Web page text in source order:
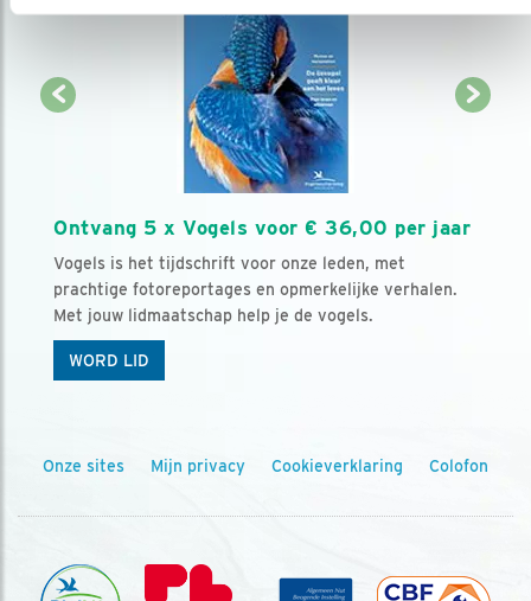
Ontvang 5 x Vogels voor € 36,00 per jaar
Vogels is het tijdschrift voor onze leden, met
prachtige fotoreportages en opmerkelijke verhalen.
Met jouw lidmaatschap help je de vogels.
WORD LID
Onze sites Mijn privacy Cookieverklaring Colofon